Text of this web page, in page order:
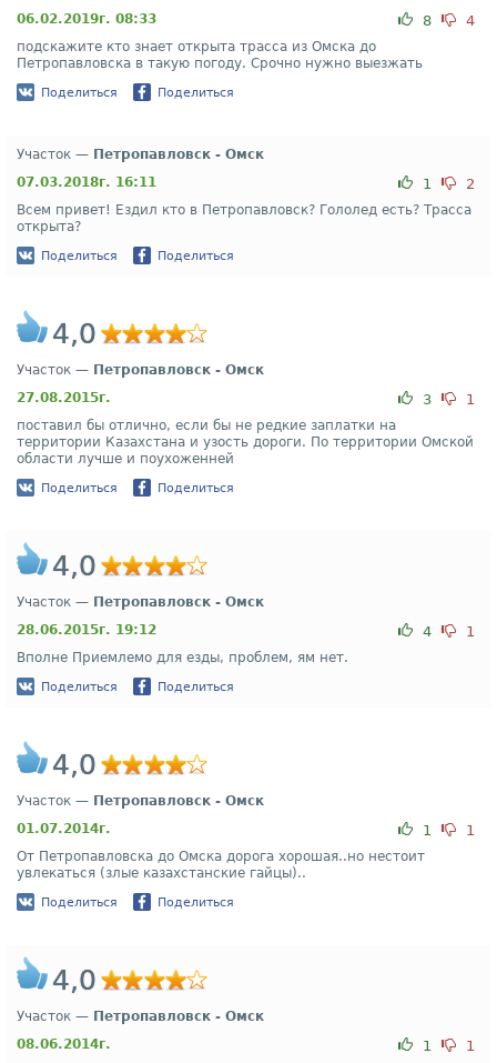
06.02.2019г. 08:33
8 4
подскажите кто знает открыта трасса из Омска до
Петропавловска в такую погоду. Срочно нужно выезжать
Поделиться Поделиться
Участок — Петропавловск - Омск
07.03.2018г. 16:11
1 2
Всем привет! Ездил кто в Петропавловск? Гололед есть? Трасса
открыта?
Поделиться Поделиться
4,0
Участок — Петропавловск - Омск
27.08.2015г.
3 1
поставил бы отлично, если бы не редкие заплатки на
территории Казахстана и узость дороги. По территории Омской
области лучше и поухоженней
Поделиться Поделиться
4,0
Участок — Петропавловск - Омск
28.06.2015г. 19:12
4 1
Вполне Приемлемо для езды, проблем, ям нет.
Поделиться Поделиться
4,0
Участок — Петропавловск - Омск
01.07.2014г.
1 1
От Петропавловска до Омска дорога хорошая..но нестоит
увлекаться (злые казахстанские гайцы)..
Поделиться Поделиться
4,0
Участок — Петропавловск - Омск
08.06.2014г.
1 1